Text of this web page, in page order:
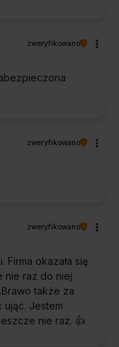
zweryfikowano
zweryfikowano
zweryfikowano
Firma okazała się
nie raz do niej
także za
ująć. Jestem
nie raz. 👍️